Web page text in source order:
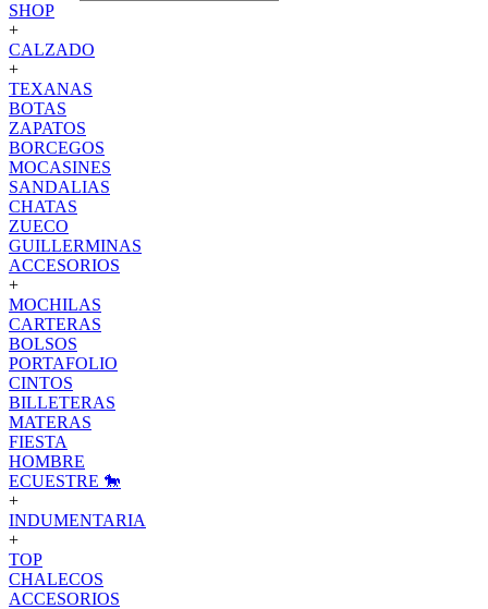
SHOP
+
CALZADO
+
TEXANAS
BOTAS
ZAPATOS
BORCEGOS
MOCASINES
SANDALIAS
CHATAS
ZUECO
GUILLERMINAS
ACCESORIOS
+
MOCHILAS
CARTERAS
BOLSOS
PORTAFOLIO
CINTOS
BILLETERAS
MATERAS
FIESTA
HOMBRE
ECUESTRE 🐎
+
INDUMENTARIA
+
TOP
CHALECOS
ACCESORIOS